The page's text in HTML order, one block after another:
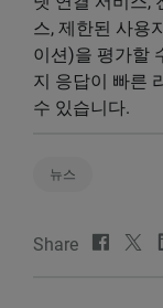
스, 제한된 사용
이션)을 평가할
지 응답이 빠른
수 있습니다.
뉴스
Share